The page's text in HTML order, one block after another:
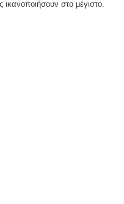
στο μέγιστο.